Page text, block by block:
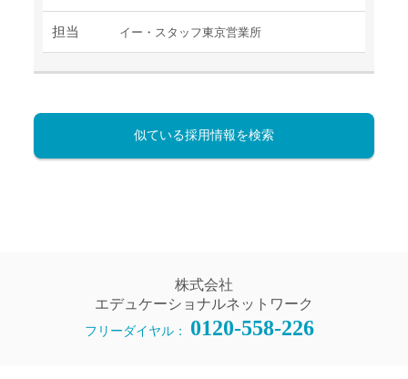
担当 イー・スタッフ東京営業所
似ている採用情報を検索
株式会社
エデュケーショナルネットワーク
フリーダイヤル： 0120-558-226